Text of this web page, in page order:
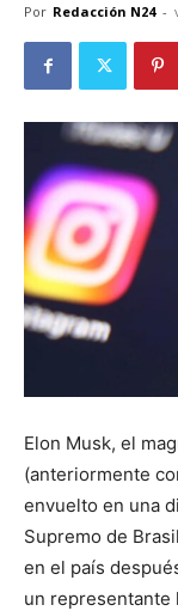
Por Redacción N24 -
Elon Musk, el
(anteriormente
envuelto en una
Supremo de
en el país
un representante